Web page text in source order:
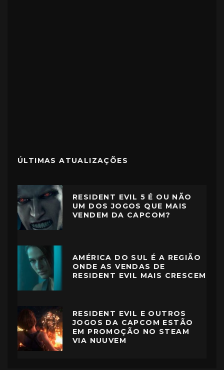
ÚLTIMAS ATUALIZAÇÕES
RESIDENT EVIL 5 É OU NÃO
UM DOS JOGOS QUE MAIS
VENDEM DA CAPCOM?
AMÉRICA DO SUL É A REGIÃO
ONDE AS VENDAS DE
RESIDENT EVIL MAIS CRESCEM
RESIDENT EVIL E OUTROS
JOGOS DA CAPCOM ESTÃO
EM PROMOÇÃO NO STEAM
VIA NUUVEM